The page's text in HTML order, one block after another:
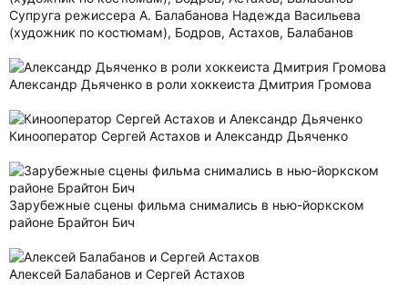
Супруга режиссера А. Балабанова Надежда Васильева
(художник по костюмам), Бодров, Астахов, Балабанов
Александр Дьяченко в роли хоккеиста Дмитрия Громова
Кинооператор Сергей Астахов и Александр Дьяченко
Зарубежные сцены фильма снимались в нью-йоркском
районе Брайтон Бич
Алексей Балабанов и Сергей Астахов